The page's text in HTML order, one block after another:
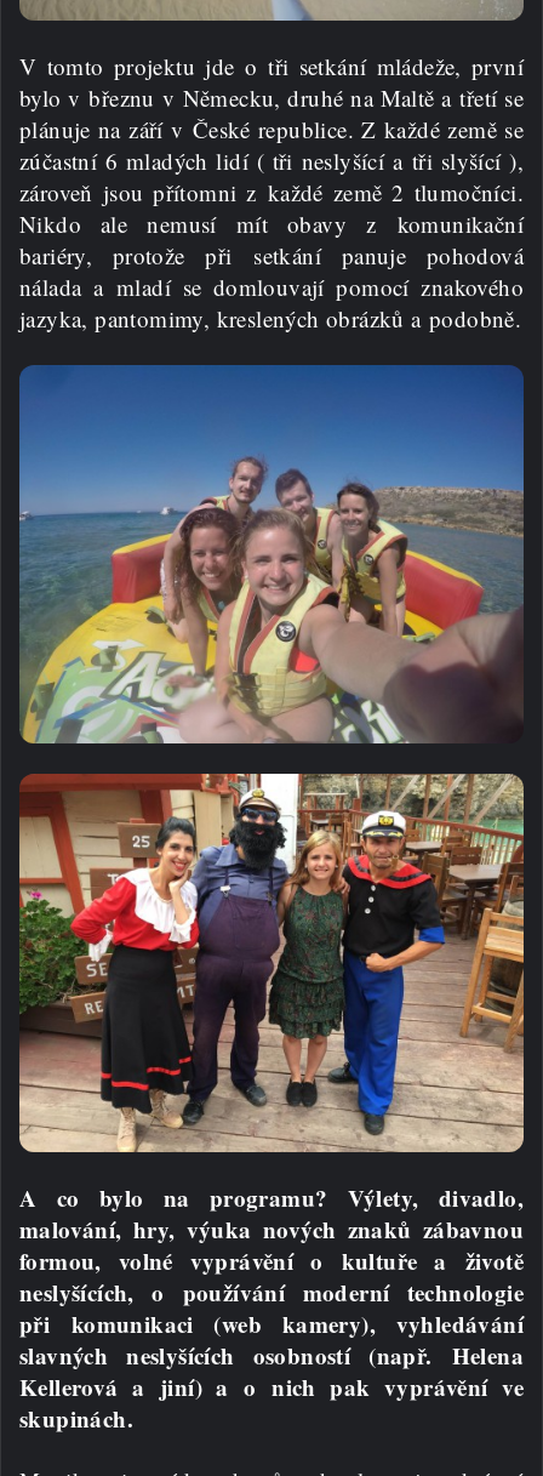
V tomto projektu jde o tři setkání mládeže, první
bylo v březnu v Německu, druhé na Maltě a třetí se
plánuje na září v České republice.Z každé země se
zúčastní 6 mladých lidí ( tři neslyšící a tři slyšící ),
zároveň jsou přítomni z každé země 2 tlumočníci.
Nikdo ale nemusí mít obavy z komunikační
bariéry, protože při setkání panuje pohodová
nálada a mladí se domlouvají pomocí znakového
jazyka, pantomimy, kreslených obrázků a podobně.
A co bylo na programu? Výlety, divadlo,
malování, hry, výuka nových znaků zábavnou
formou, volné vyprávění o kultuře a životě
neslyšících, o používání moderní technologie
při komunikaci (web kamery), vyhledávání
slavných neslyšících osobností (např. Helena
Kellerová a jiní) a o nich pak vyprávění ve
skupinách.